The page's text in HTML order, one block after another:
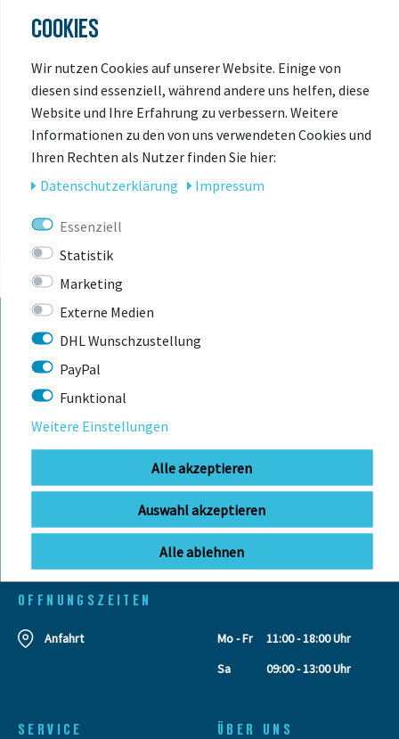
ZULETZT
ANGESEHEN
KONTAKT
BIKEBOX GmbH
OFFNUNGSZEITEN
Anfahrt Mo - Fr
11:00 - 18:00 Uhr
Sa
09:00 - 13:00 Uhr
SERVICE
ÜBER UNS
COOKIES
Wir nutzen Cookies auf unserer Website. Einige von
diesen sind essenziell, während andere uns helfen, diese
Website und Ihre Erfahrung zu verbessern. Weitere
Informationen zu den von uns verwendeten Cookies und
Ihren Rechten als Nutzer finden Sie hier:
Daten­schutz­erklärung
Impressum
Essenziell
Statistik
Marketing
Externe Medien
DHL Wunschzustellung
PayPal
Funktional
Weitere Einstellungen
Alle akzeptieren
Auswahl akzeptieren
Alle ablehnen